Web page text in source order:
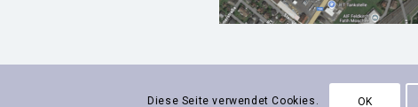
Diese Seite verwendet Cookies. OK